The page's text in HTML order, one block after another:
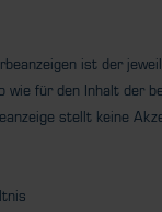
ist der
wie für den Inhalt der
stellt keine